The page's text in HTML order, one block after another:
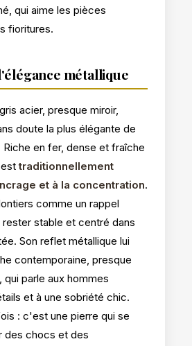
qui aime les pièces
fioritures.
métallique
acier, presque miroir,
doute la plus élégante de
en fer, dense et fraîche
esttraditionnellement
et à la concentration.
comme un rappel
stable et centré dans
Son reflet métallique lui
contemporaine, presque
parle aux hommes
et à une sobriété chic.
: c'est une pierre qui se
des chocs et des